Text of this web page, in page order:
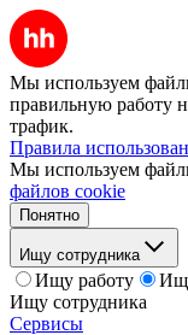
Мы используем
правильную работу
трафик.
Правила
Мы используем
файлов cookie
Понятно
Ищу сотрудника
Ищу работу
Ищу сотрудника
Сервисы